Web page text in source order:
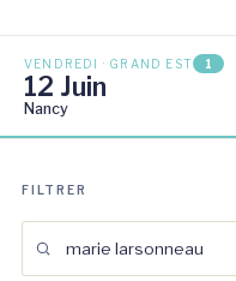
VENDREDI · GRAND EST 1
12 Juin
Nancy
FILTRER